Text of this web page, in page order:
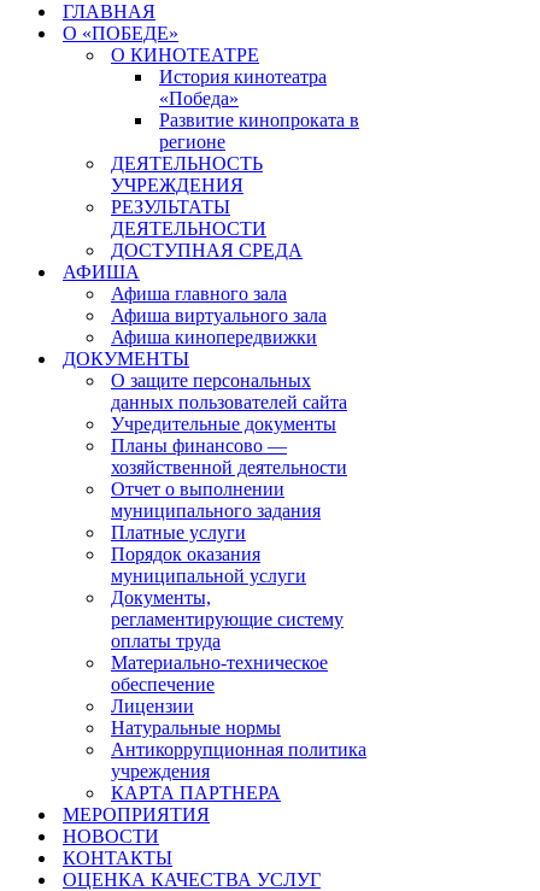
ГЛАВНАЯ
О «ПОБЕДЕ»
О КИНОТЕАТРЕ
История кинотеатра
«Победа»
Развитие кинопроката в
регионе
ДЕЯТЕЛЬНОСТЬ
УЧРЕЖДЕНИЯ
РЕЗУЛЬТАТЫ
ДЕЯТЕЛЬНОСТИ
ДОСТУПНАЯ СРЕДА
АФИША
Афиша главного зала
Афиша виртуального зала
Афиша кинопередвижки
ДОКУМЕНТЫ
О защите персональных
данных пользователей сайта
Учредительные документы
Планы финансово —
хозяйственной деятельности
Отчет о выполнении
муниципального задания
Платные услуги
Порядок оказания
муниципальной услуги
Документы,
регламентирующие систему
оплаты труда
Материально-техническое
обеспечение
Лицензии
Натуральные нормы
Антикоррупционная политика
учреждения
КАРТА ПАРТНЕРА
МЕРОПРИЯТИЯ
НОВОСТИ
КОНТАКТЫ
ОЦЕНКА КАЧЕСТВА УСЛУГ